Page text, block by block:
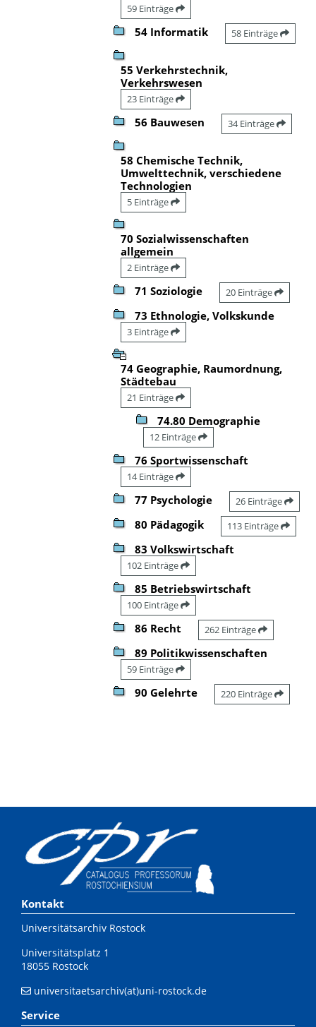
59 Einträge
54 Informatik 58 Einträge
55 Verkehrstechnik,
Verkehrswesen
23 Einträge
56 Bauwesen 34 Einträge
58 Chemische Technik,
Umwelttechnik, verschiedene
Technologien
5 Einträge
70 Sozialwissenschaften
allgemein
2 Einträge
71 Soziologie 20 Einträge
73 Ethnologie, Volkskunde
3 Einträge
74 Geographie, Raumordnung,
Städtebau
21 Einträge
74.80 Demographie
12 Einträge
76 Sportwissenschaft
14 Einträge
77 Psychologie 26 Einträge
80 Pädagogik 113 Einträge
83 Volkswirtschaft
102 Einträge
85 Betriebswirtschaft
100 Einträge
86 Recht 262 Einträge
89 Politikwissenschaften
59 Einträge
90 Gelehrte 220 Einträge
Kontakt
Universitätsarchiv Rostock
Universitätsplatz 1
18055 Rostock
universitaetsarchiv(at)uni-rostock.de
Service